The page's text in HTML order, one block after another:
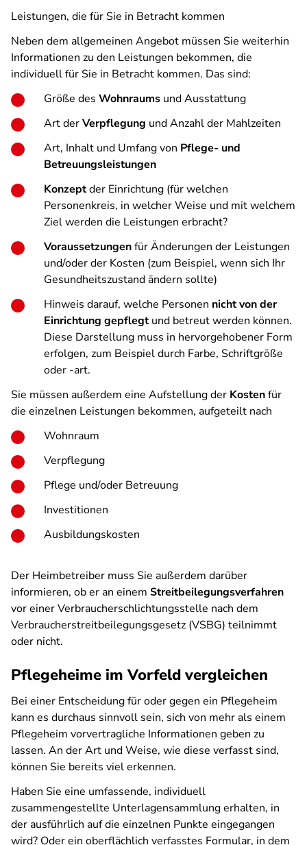
Leistungen, die für Sie in Betracht kommen
Neben dem allgemeinen Angebot müssen Sie weiterhin
Informationen zu den Leistungen bekommen, die
individuell für Sie in Betracht kommen. Das sind:
Größe des Wohnraums und Ausstattung
Art derVerpflegung und Anzahl der Mahlzeiten
Art, Inhalt und Umfang von Pflege- und
Betreuungsleistungen
Konzeptder Einrichtung (für welchen
Personenkreis, in welcher Weise und mit welchem
Ziel werden die Leistungen erbracht?
Voraussetzungenfür Änderungen der Leistungen
und/oder der Kosten (zum Beispiel, wenn sich Ihr
Gesundheitszustand ändern sollte)
Hinweis darauf, welche Personen nicht von der
Einrichtung gepflegtund betreut werden können.
Diese Darstellung muss in hervorgehobener Form
erfolgen, zum Beispiel durch Farbe, Schriftgröße
oder -art.
Sie müssen außerdem eine Aufstellung der Kostenfür
die einzelnen Leistungen bekommen, aufgeteilt nach
Wohnraum
Verpflegung
Pflege und/oder Betreuung
Investitionen
Ausbildungskosten
Der Heimbetreiber muss Sie außerdem darüber
informieren, ob er an einem Streitbeilegungsverfahren
vor einer Verbraucherschlichtungsstelle nach dem
Verbraucherstreitbeilegungsgesetz (VSBG) teilnimmt
oder nicht.
Pflegeheime im Vorfeld vergleichen
Bei einer Entscheidung für oder gegen ein Pflegeheim
kann es durchaus sinnvoll sein, sich von mehr als einem
Pflegeheim vorvertragliche Informationen geben zu
lassen. An der Art und Weise, wie diese verfasst sind,
können Sie bereits viel erkennen.
Haben Sie eine umfassende, individuell
zusammengestellte Unterlagensammlung erhalten, in
der ausführlich auf die einzelnen Punkte eingegangen
wird? Oder ein oberflächlich verfasstes Formular, in dem